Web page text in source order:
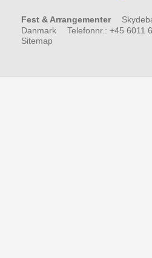
Fest & Arrangementer
Danmark
Telefonnr. : +45 6011
Sitemap